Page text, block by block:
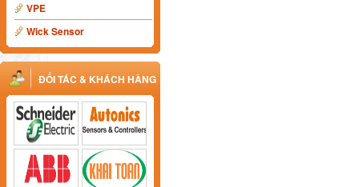
VPE
Wick Sensor
ĐỐI TÁC & KHÁCH HÀNG